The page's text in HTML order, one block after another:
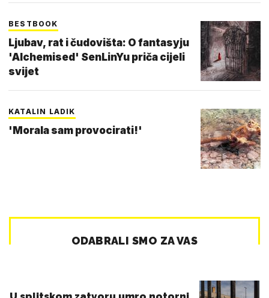
BESTBOOK
Ljubav, rat i čudovišta: O fantasyju
'Alchemised' SenLinYu priča cijeli
svijet
KATALIN LADIK
'Morala sam provocirati!'